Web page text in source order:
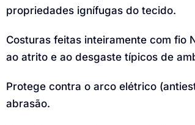
propriedades ignífugas do tecido.
Costuras feitas inteiramente com fio
ao atrito e ao desgaste típicos de
Protege contra o arco elétrico
abrasão.